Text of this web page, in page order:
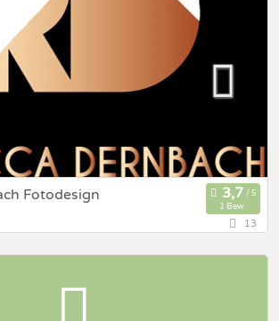
Fotodesign
1 Bew.
13